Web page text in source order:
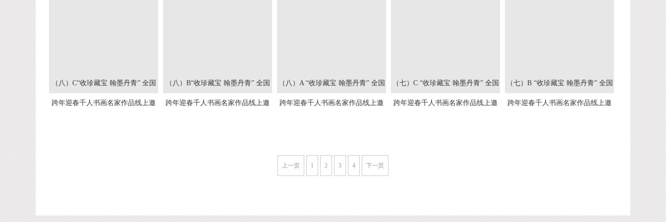
（八）C“收珍藏宝 翰墨丹青” 全国
跨年迎春千人书画名家作品线上邀
（八）B“收珍藏宝 翰墨丹青” 全国
跨年迎春千人书画名家作品线上邀
（八）A “收珍藏宝 翰墨丹青” 全国
跨年迎春千人书画名家作品线上邀
（七）C “收珍藏宝 翰墨丹青” 全国
跨年迎春千人书画名家作品线上邀
（七）B “收珍藏宝 翰墨丹青” 全国
跨年迎春千人书画名家作品线上邀
上一页 1 2 3 4 下一页